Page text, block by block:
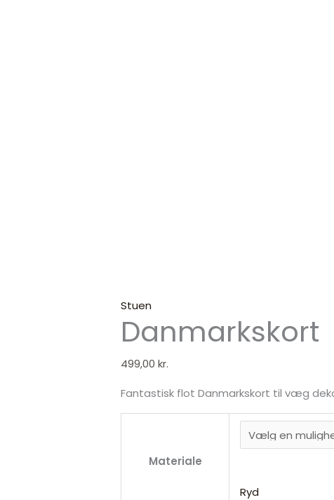
Stuen
Danmarkskort
499,00kr.
Fantastisk flot Danmarkskort til væg
Materiale
Ryd